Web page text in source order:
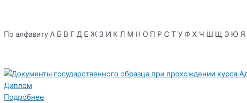
По алфавиту А Б В Г Д Е Ж З И К Л М Н О П Р С Т У Ф Х Ч Ш Щ Э Ю Я
Диплом
Подробнее